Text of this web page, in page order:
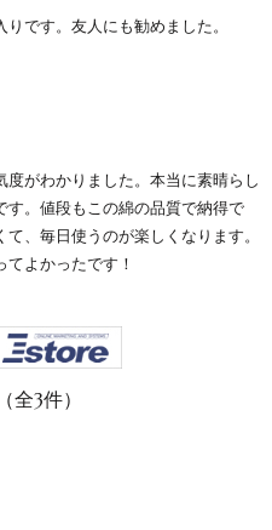
です。友人にも勧めました。
がわかりました。本当に素晴らし
す。値段もこの綿の品質で納得で
、毎日使うのが楽しくなります。
よかったです！
全3件）